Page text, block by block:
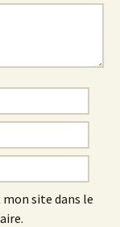
site dans le